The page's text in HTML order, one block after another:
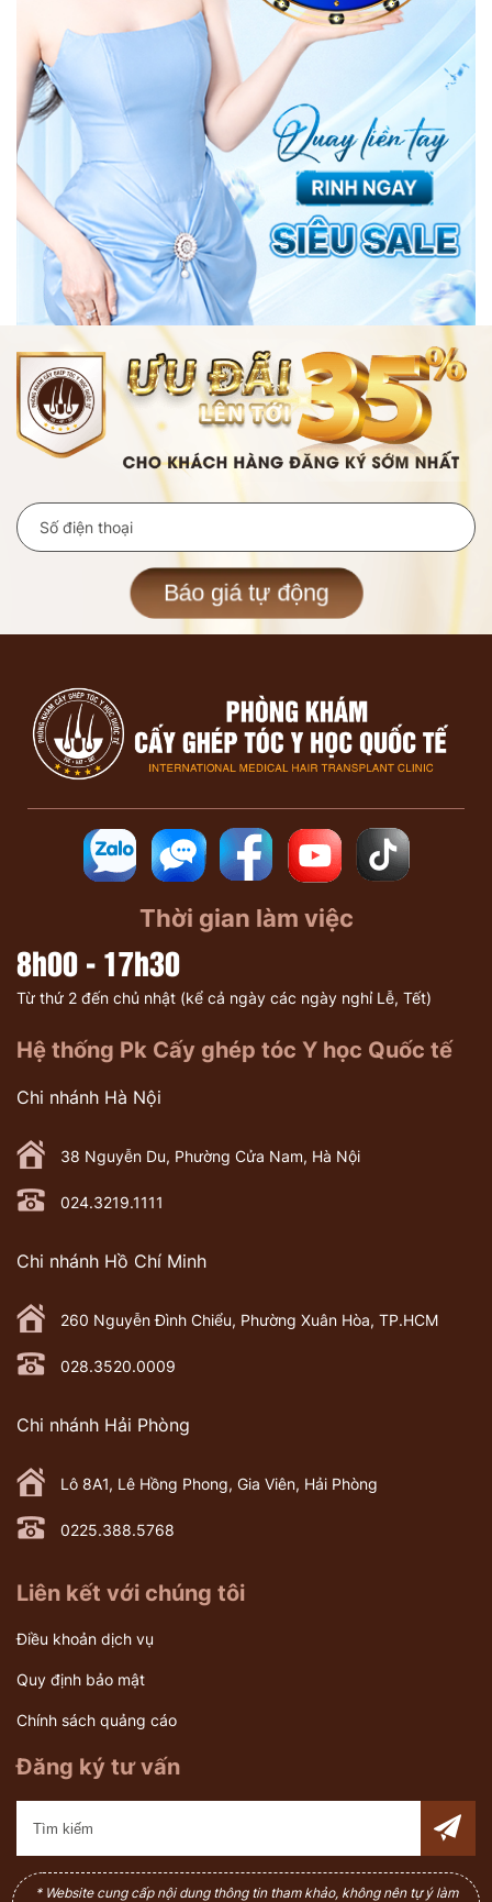
Báo giá tự động
Thời gian làm việc
8h00 - 17h30
Từ thứ 2 đến chủ nhật (kể cả ngày các ngày nghỉ Lễ, Tết)
Hệ thống Pk Cấy ghép tóc Y học Quốc tế
Chi nhánh Hà Nội
38 Nguyễn Du, Phường Cửa Nam, Hà Nội
024.3219.1111
Chi nhánh Hồ Chí Minh
260 Nguyễn Đình Chiểu, Phường Xuân Hòa, TP.HCM
028.3520.0009
Chi nhánh Hải Phòng
Lô 8A1, Lê Hồng Phong, Gia Viên, Hải Phòng
0225.388.5768
Liên kết với chúng tôi
Điều khoản dịch vụ
Quy định bảo mật
Chính sách quảng cáo
Đăng ký tư vấn
* Website cung cấp nội dung thông tin tham khảo, không nên tự ý làm